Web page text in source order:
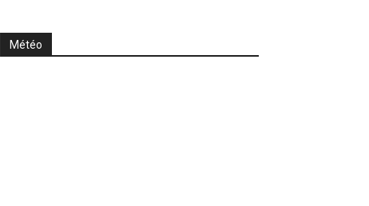
Météo